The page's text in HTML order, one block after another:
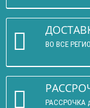
ВО ВСЕ
РАССРОЧКА